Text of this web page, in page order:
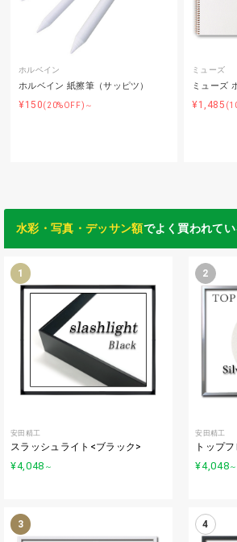
ホルベイン
ホルベイン 紙擦筆（サッピツ）
¥150(20%OFF)～
ミューズ
ミューズ
¥1,485
水彩・写真・デッサン額でよく買われて
1
安田精工
スラッシュライト<ブラック>
¥4,048 ～
2
安田精工
トップ
¥4,048～
3 4